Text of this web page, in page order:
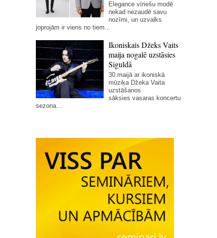
Elegance vīriešu modē
nekad nezaudē savu
nozīmi, un uzvalks
joprojām ir viens no tiem...
Ikoniskais Džeks Vaits
maija nogalē uzstāsies
Siguldā
30.maijā ar ikoniskā
mūziķa Džeka Vaita
uzstāšanos
sāksies vasaras koncertu
sezona...